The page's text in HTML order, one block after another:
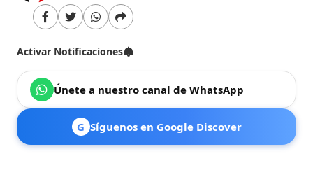
Activar Notificaciones
Únete a nuestro canal de WhatsApp
G Síguenos en Google Discover